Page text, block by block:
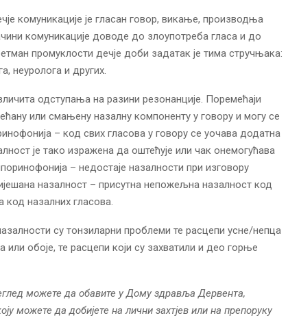
комуникације је гласан говор, викање, производња
комуникације доводе до злоупотреба гласа и до
промуклости дечје доби задатак је тима стручњака:
неуролога и других.
одступања на разини резонанције. Поремећаји
или смањену назалну компоненту у говору и могу се
– код свих гласова у говору се уочава додатна
је тако изражена да оштећује или чак онемогућава
– недостаје назалности при изговору
назалност – присутна непожељна назалност код
код назалних гласова.
су тонзиларни проблеми те расцепи усне/непца
обоје, те расцепи који су захватили и део горње
можете да обавите у Дому здравља Дервента,
можете да добијете на лични захтјев или на препоруку